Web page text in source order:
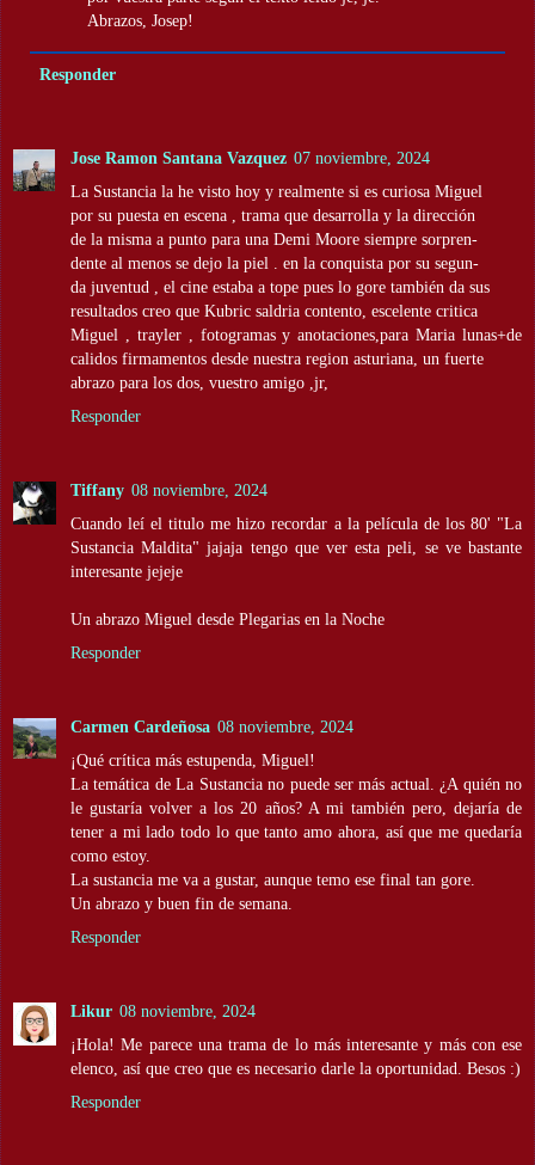
Abrazos, Josep!
Responder
Jose Ramon Santana Vazquez 07 noviembre, 2024
La Sustancia la he visto hoy y realmente si es curiosa Miguel
por su puesta en escena , trama que desarrolla y la dirección
de la misma a punto para una Demi Moore siempre sorpren-
dente al menos se dejo la piel . en la conquista por su segun-
da juventud , el cine estaba a tope pues lo gore también da sus
resultados creo que Kubric saldria contento, escelente critica
Miguel , trayler , fotogramas y anotaciones,para Maria lunas+de
calidos firmamentos desde nuestra region asturiana, un fuerte
abrazo para los dos, vuestro amigo ,jr,
Responder
Tiffany 08 noviembre, 2024
Cuando leí el titulo me hizo recordar a la película de los 80' "La
Sustancia Maldita" jajaja tengo que ver esta peli, se ve bastante
interesante jejeje
Un abrazo Miguel desde Plegarias en la Noche
Responder
Carmen Cardeñosa 08 noviembre, 2024
¡Qué crítica más estupenda, Miguel!
La temática de La Sustancia no puede ser más actual. ¿A quién no
le gustaría volver a los 20 años? A mi también pero, dejaría de
tener a mi lado todo lo que tanto amo ahora, así que me quedaría
como estoy.
La sustancia me va a gustar, aunque temo ese final tan gore.
Un abrazo y buen fin de semana.
Responder
Likur 08 noviembre, 2024
¡Hola! Me parece una trama de lo más interesante y más con ese
elenco, así que creo que es necesario darle la oportunidad. Besos :)
Responder